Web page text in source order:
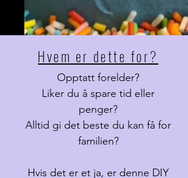
Hvem er dette for?
Opptatt forelder?
Liker du å spare tid eller
penger?
Alltid gi det beste du kan få for
familien?
Hvis det er et ja, er denne DIY